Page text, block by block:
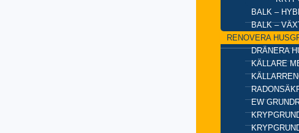
BALK –
BALK –
RENOVERA
DRÄNERA
KÄLLARE
EW